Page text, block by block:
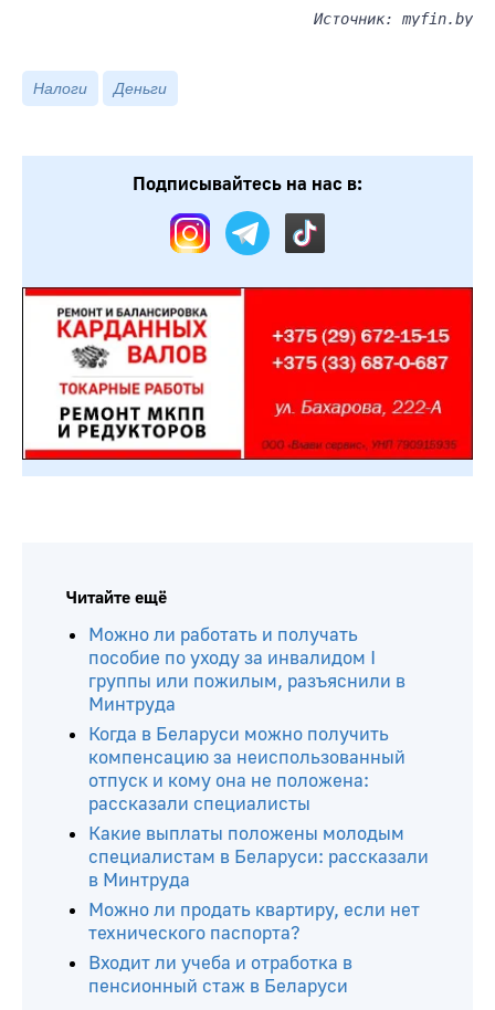
Источник: myfin.by
Налоги Деньги
Подписывайтесь на нас в:
Читайте ещё
Можно ли работать и получать
пособие по уходу за инвалидом I
группы или пожилым, разъяснили в
Минтруда
Когда в Беларуси можно получить
компенсацию за неиспользованный
отпуск и кому она не положена:
рассказали специалисты
Какие выплаты положены молодым
специалистам в Беларуси: рассказали
в Минтруда
Можно ли продать квартиру, если нет
технического паспорта?
Входит ли учеба и отработка в
пенсионный стаж в Беларуси